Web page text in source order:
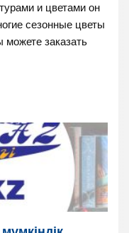
и цветами он
сезонные цветы
можете заказать